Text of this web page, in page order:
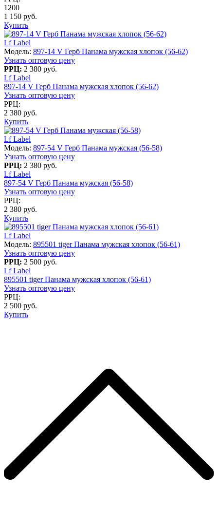
1200
1 150 руб.
Купить
Lf Label
Модель: 897-14 V Герб Панама мужская хлопок (56-62)
Узнать оптовую цену
РРЦ: 2 380 руб.
Lf Label
897-14 V Герб Панама мужская хлопок (56-62)
Узнать оптовую цену
РРЦ:
2 380 руб.
Купить
Lf Label
Модель: 897-54 V Герб Панама мужская (56-58)
Узнать оптовую цену
РРЦ: 2 380 руб.
Lf Label
897-54 V Герб Панама мужская (56-58)
Узнать оптовую цену
РРЦ:
2 380 руб.
Купить
Lf Label
Модель: 895501 tiger Панама мужская хлопок (56-61)
Узнать оптовую цену
РРЦ: 2 500 руб.
Lf Label
895501 tiger Панама мужская хлопок (56-61)
Узнать оптовую цену
РРЦ:
2 500 руб.
Купить